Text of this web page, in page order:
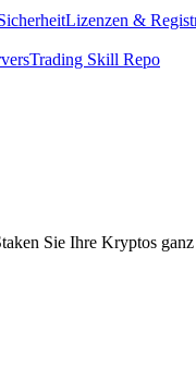
Lizenzen &
Trading Skill Repo
Sie Ihre Kryptos